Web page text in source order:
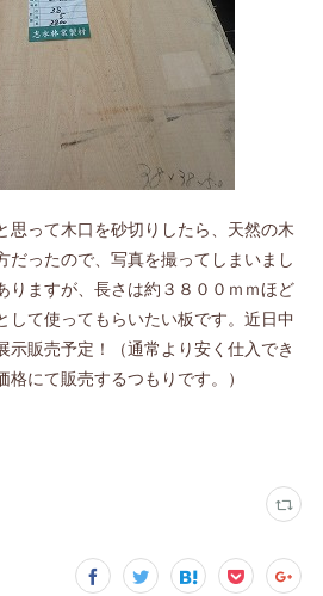
思って木口を砂切りしたら、天然の木
だったので、写真を撮ってしまいまし
りますが、長さは約３８００ｍｍほど
して使ってもらいたい板です。近日中
示販売予定！（通常より安く仕入でき
にて販売するつもりです。）